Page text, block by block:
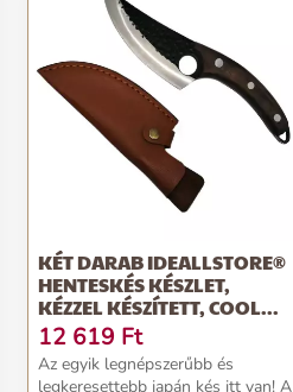
KÉT DARAB IDEALLSTORE®
HENTESKÉS KÉSZLET,
KÉZZEL KÉSZÍTETT, COOL...
12 619 Ft
Az egyik legnépszerűbb és
legkeresettebb japán kés itt van! A